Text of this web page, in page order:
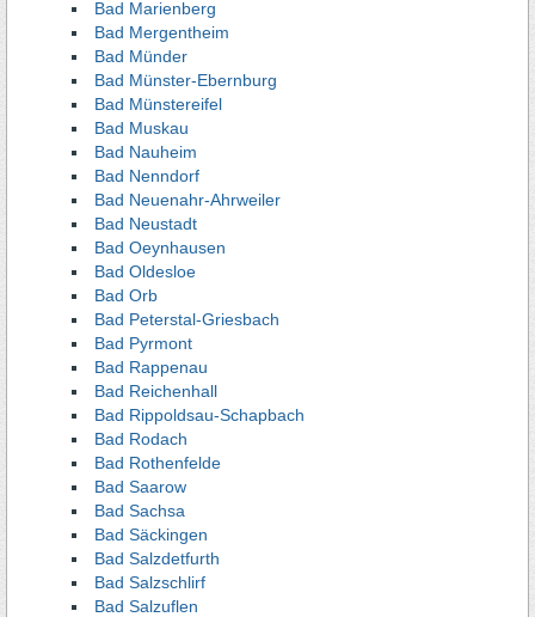
Bad Marienberg
Bad Mergentheim
Bad Münder
Bad Münster-Ebernburg
Bad Münstereifel
Bad Muskau
Bad Nauheim
Bad Nenndorf
Bad Neuenahr-Ahrweiler
Bad Neustadt
Bad Oeynhausen
Bad Oldesloe
Bad Orb
Bad Peterstal-Griesbach
Bad Pyrmont
Bad Rappenau
Bad Reichenhall
Bad Rippoldsau-Schapbach
Bad Rodach
Bad Rothenfelde
Bad Saarow
Bad Sachsa
Bad Säckingen
Bad Salzdetfurth
Bad Salzschlirf
Bad Salzuflen